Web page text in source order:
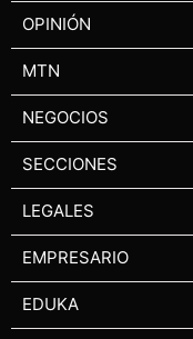
OPINIÓN
MTN
NEGOCIOS
SECCIONES
LEGALES
EMPRESARIO
EDUKA